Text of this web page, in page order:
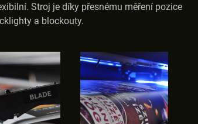
Stroj je díky přesnému měření pozice
a blockouty.